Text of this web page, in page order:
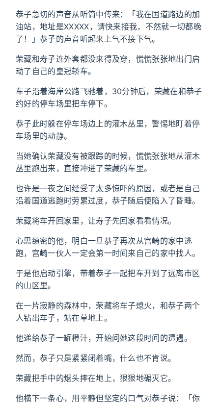
恭子急切的声音从听筒中传来：「我在国道路边的加
油站，地址是XXXXX，请快来接我，不然就一切都晚
了！」恭子的声音听起来上气不接下气。
荣藏和寿子连外套都没来得及穿，慌慌张张地出门启
动了自己的皇冠轿车。
车子沿着海岸公路飞驰着，30分钟后，荣藏在和恭子
约好的停车场里把车停下。
恭子此时躲在停车场边上的灌木丛里，警惕地盯着停
车场里的动静。
当她确认荣藏没有被跟踪的时候，慌慌张张地从灌木
丛里跑出来，直接冲进了荣藏的车里。
也许是一夜之间经受了太多惊吓的原因，或者是自己
沿着国道逃跑时劳累过度，恭子随后便陷入了昏睡。
荣藏将车开回家里，让寿子先回家看看情况。
心思缜密的他，明白一旦恭子再次从宫崎的家中逃
跑，宫崎一伙人一定会第一时间来自己的家中找人。
于是他启动引擎，带着恭子一起把车开到了远离市区
的山区里。
在一片寂静的森林中，荣藏将车子熄火，和恭子两个
人钻出车子，站在草地上。
他递给恭子一罐橙汁，开始问她这段时间的遭遇。
然而，恭子只是紧紧闭着嘴，什么也不肯说。
荣藏把手中的烟头摔在地上，狠狠地碾灭它。
他横下一条心，用平静但坚定的口气对恭子说：「你